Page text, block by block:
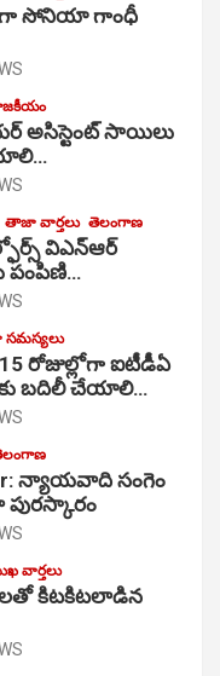
సోనియా గాంధీ
అసిస్టెంట్ సాయిలు
తాజా వార్తలు తెలంగాణ
విఎన్ఆర్
పంపిణి…
సమస్యలు
రోజుల్లోగా ఐటీడీఏ
కు బదిలీ చేయాలి…
న్యాయవాది సంగెం
పురస్కారం
వార్తలు
కిటకిటలాడిన